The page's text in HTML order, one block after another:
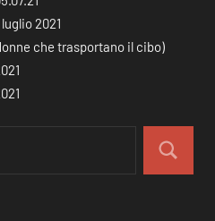
2021
che trasportano il cibo)
Cerca